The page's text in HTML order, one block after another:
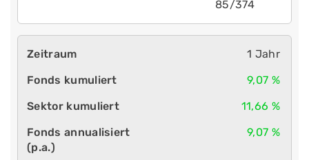
85/374
1 Jahr
9,07 %
11,66 %
9,07 %